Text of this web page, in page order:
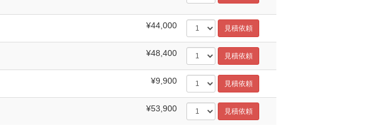
¥44,000
¥48,400
¥9,900
¥53,900